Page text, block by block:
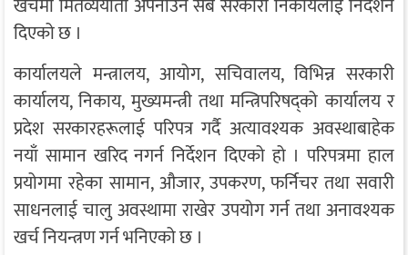
खर्चमा मितव्ययीता अपनाउन सबै सरकारी निकायलाई निर्देशन
दिएको छ ।
कार्यालयले मन्त्रालय, आयोग, सचिवालय, विभिन्न सरकारी
कार्यालय, निकाय, मुख्यमन्त्री तथा मन्त्रिपरिषद्को कार्यालय र
प्रदेश सरकारहरूलाई परिपत्र गर्दै अत्यावश्यक अवस्थाबाहेक
नयाँ सामान खरिद नगर्न निर्देशन दिएको हो । परिपत्रमा हाल
प्रयोगमा रहेका सामान, औजार, उपकरण, फर्निचर तथा सवारी
साधनलाई चालु अवस्थामा राखेर उपयोग गर्न तथा अनावश्यक
खर्च नियन्त्रण गर्न भनिएको छ ।